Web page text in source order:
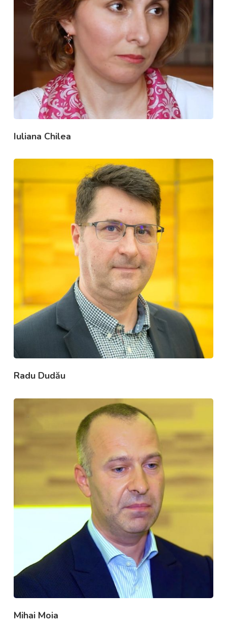
Iuliana Chilea
Radu Dudău
Mihai Moia